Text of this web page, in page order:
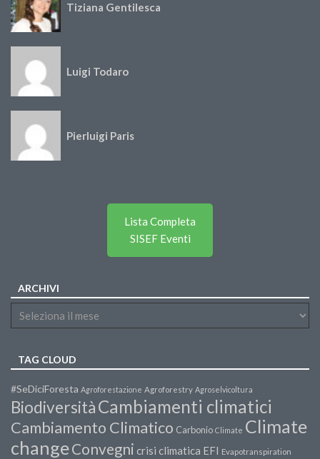
Tiziana Gentilesca
Luigi Todaro
Pierluigi Paris
Lista Completa
SISEF Eventi
ARCHIVI
TAG CLOUD
#SeDiciForesta Agroforestazione Agroforestry Agroselvicoltura
BiodiversitàCambiamenti climatici
Cambiamento Climatico Carbonio Climate Climate
changeConvegni crisi climatica EFI Evapotranspiration